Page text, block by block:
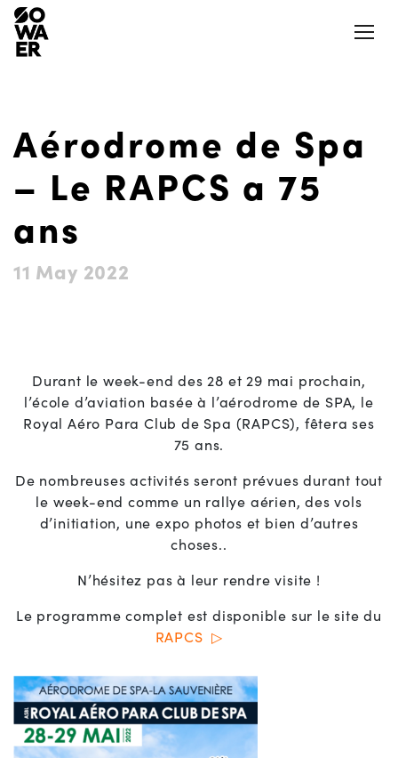
Ouvrir
Actualités
Presse
Jobs
Aéroports et aérodromes
Notre Appli
LinkedIn
Aérodrome de Spa
– Le RAPCS a 75
ans
11 May 2022
Durant le week-end des 28 et 29 mai prochain,
l’école d’aviation basée à l’aérodrome de SPA, le
Royal Aéro Para Club de Spa (RAPCS), fêtera ses
75 ans.
De nombreuses activités seront prévues durant tout
le week-end comme un rallye aérien, des vols
d’initiation, une expo photos et bien d’autres
choses..
N’hésitez pas à leur rendre visite !
Le programme complet est disponible sur le site du
RAPCS